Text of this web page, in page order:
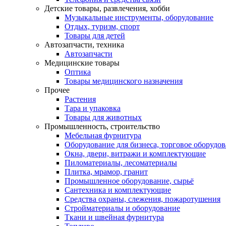
Детские товары, развлечения, хобби
Музыкальные инструменты, оборудование
Отдых, туризм, спорт
Товары для детей
Автозапчасти, техника
Автозапчасти
Медицинские товары
Оптика
Товары медицинского назначения
Прочее
Растения
Тара и упаковка
Товары для животных
Промышленность, строительство
Мебельная фурнитура
Оборудование для бизнеса, торговое
Окна, двери, витражи и комплектующие
Пиломатериалы, лесоматериалы
Плитка, мрамор, гранит
Промышленное оборудование, сырьё
Сантехника и комплектующие
Средства охраны, слежения, пожаротушения
Стройматериалы и оборудование
Ткани и швейная фурнитура